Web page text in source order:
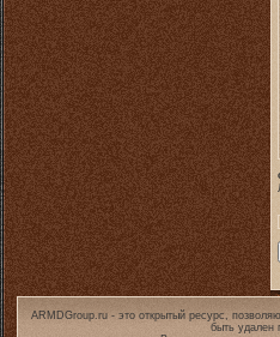
ARMDGroup.ru - это открытый ресурс,
быть удален